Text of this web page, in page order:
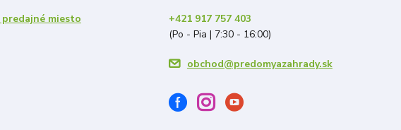
predajné miesto
+421 917 757 403
(Po - Pia | 7:30 - 16:00)
obchod@predomyazahrady.sk